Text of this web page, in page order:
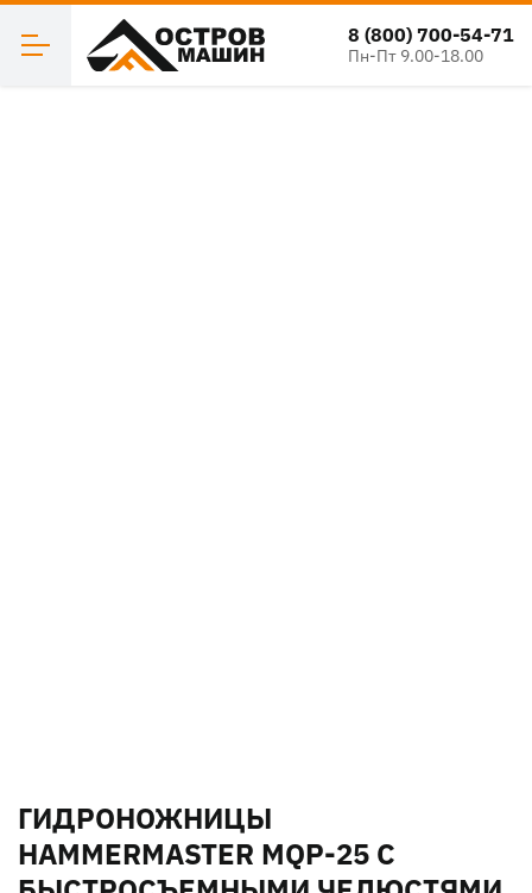
8 (800) 700-54-71
Пн-Пт 9.00-18.00
ГИДРОНОЖНИЦЫ
HAMMERMASTER MQP-25 С